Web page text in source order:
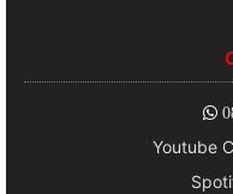
Youtube